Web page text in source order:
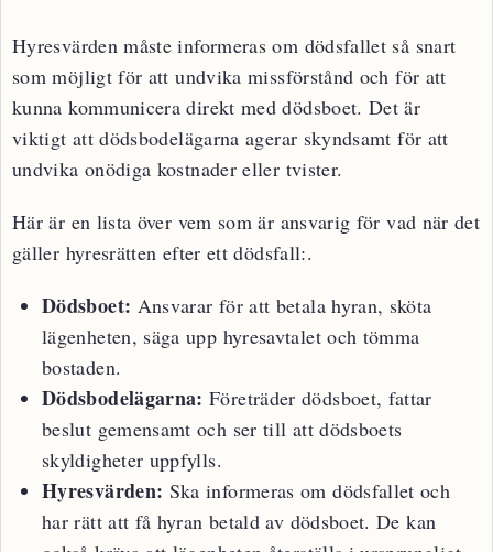
Hyresvärden måste informeras om dödsfallet så snart
som möjligt för att undvika missförstånd och för att
kunna kommunicera direkt med dödsboet. Det är
viktigt att dödsbodelägarna agerar skyndsamt för att
undvika onödiga kostnader eller tvister.
Här är en lista över vem som är ansvarig för vad när det
gäller hyresrätten efter ett dödsfall:.
Dödsboet: Ansvarar för att betala hyran, sköta
lägenheten, säga upp hyresavtalet och tömma
bostaden.
Dödsbodelägarna: Företräder dödsboet, fattar
beslut gemensamt och ser till att dödsboets
skyldigheter uppfylls.
Hyresvärden: Ska informeras om dödsfallet och
har rätt att få hyran betald av dödsboet. De kan